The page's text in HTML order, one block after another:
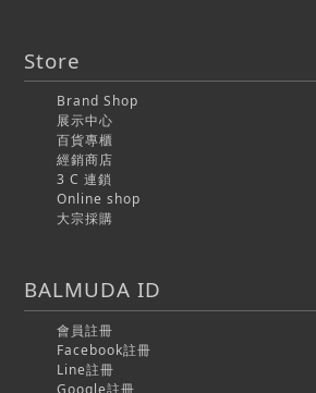
Store
Brand Shop
展示中心
百貨專櫃
經銷商店
3 C 連鎖
Online shop
大宗採購
BALMUDA ID
會員註冊
Facebook註冊
Line註冊
Google註冊